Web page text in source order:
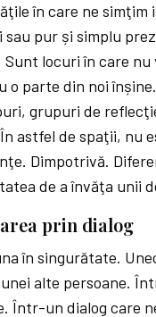
în care ne simţim
pur și simplu
locuri în care
o parte din noi
grupuri de
astfel de spaţii, nu
Dimpotrivă.
de a învăţa unii
prin dialog
în singurătate.
alte persoane.
Într-un dialog care